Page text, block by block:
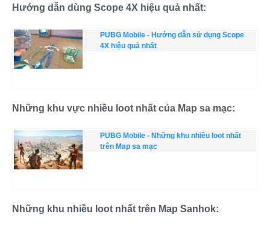
Hướng dẫn dùng Scope 4X hiệu quả nhất:
PUBG Mobile - Hướng dẫn sử dụng Scope
4X hiệu quả nhất
Những khu vực nhiều loot nhất của Map sa mạc:
PUBG Mobile - Những khu nhiều loot nhất
trên Map sa mạc
Những khu nhiều loot nhất trên Map Sanhok: